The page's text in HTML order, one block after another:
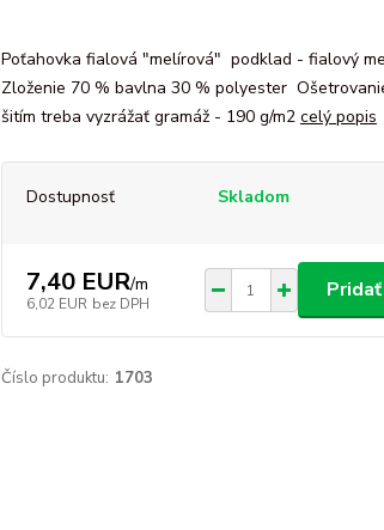
Poťahovka fialová "melírová" podklad - fialový
Zloženie 70 % bavlna 30 % polyester
šitím treba vyzrážať gramáž - 190 g/m2 celý popis
Dostupnosť Skladom
7,40 EUR/m
6,02 EUR bez DPH
Číslo produktu: 1703